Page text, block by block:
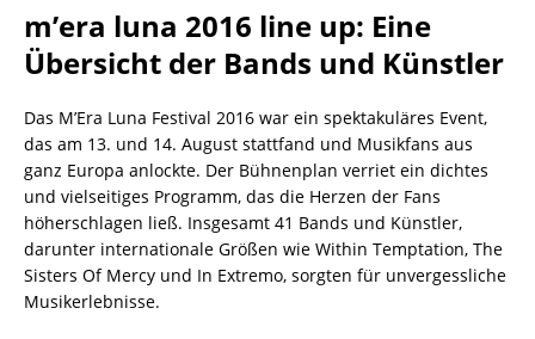
m’era luna 2016 line up: Eine
Übersicht der Bands und Künstler
Das M’Era Luna Festival 2016 war ein spektakuläres Event,
das am 13. und 14. August stattfand und Musikfans aus
ganz Europa anlockte. Der Bühnenplan verriet ein dichtes
und vielseitiges Programm, das die Herzen der Fans
höherschlagen ließ. Insgesamt 41 Bands und Künstler,
darunter internationale Größen wie Within Temptation, The
Sisters Of Mercy und In Extremo, sorgten für unvergessliche
Musikerlebnisse.